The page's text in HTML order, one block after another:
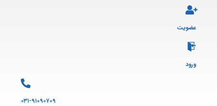
عضویت
ورود
۰۳۱-۹۱۰۹۰۷۰۹